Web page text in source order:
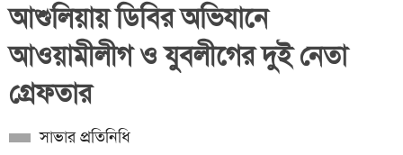
আশুলিয়ায় ডিবির অভিযানে
আওয়ামীলীগ ও যুবলীগের দুই নেতা
গ্রেফতার
সাভার প্রতিনিধি